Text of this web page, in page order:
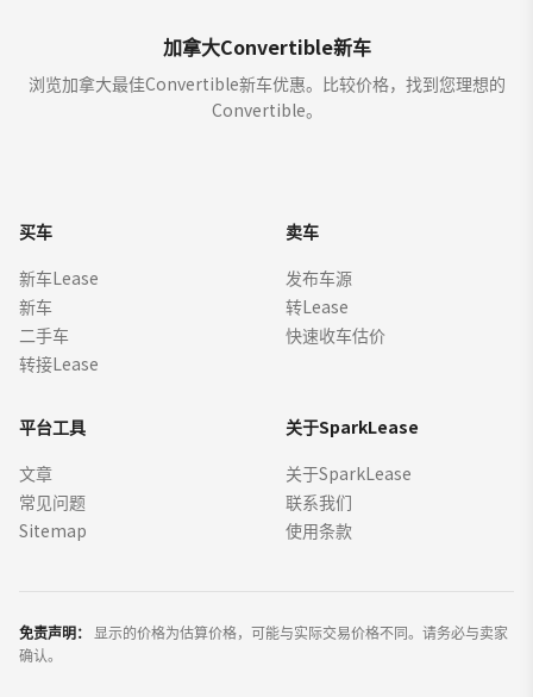
加拿大Convertible新车
浏览加拿大最佳Convertible新车优惠。比较价格，找到您理想的
Convertible。
买车
新车Lease
新车
二手车
转接Lease
卖车
发布车源
转Lease
快速收车估价
平台工具
文章
常见问题
Sitemap
关于SparkLease
关于SparkLease
联系我们
使用条款
免责声明：
显示的价格为估算价格，可能与实际交易价格不同。请务必与卖家
确认。